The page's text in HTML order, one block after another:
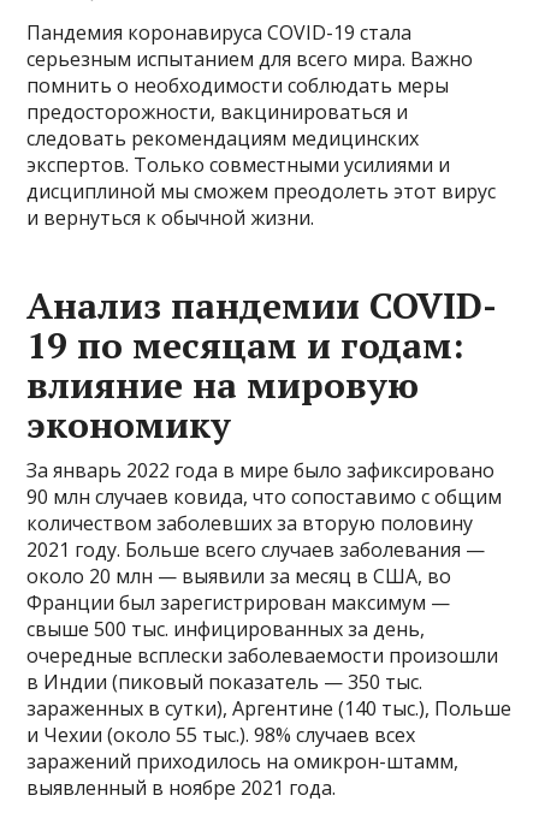
Пандемия коронавируса COVID-19 стала
серьезным испытанием для всего мира. Важно
помнить о необходимости соблюдать меры
предосторожности, вакцинироваться и
следовать рекомендациям медицинских
экспертов. Только совместными усилиями и
дисциплиной мы сможем преодолеть этот вирус
и вернуться к обычной жизни.
Анализ пандемии COVID-
19 по месяцам и годам:
влияние на мировую
экономику
За январь 2022 года в мире было зафиксировано
90 млн случаев ковида, что сопоставимо с общим
количеством заболевших за вторую половину
2021 году. Больше всего случаев заболевания —
около 20 млн — выявили за месяц в США, во
Франции был зарегистрирован максимум —
свыше 500 тыс. инфицированных за день,
очередные всплески заболеваемости произошли
в Индии (пиковый показатель — 350 тыс.
зараженных в сутки), Аргентине (140 тыс.), Польше
и Чехии (около 55 тыс.). 98% случаев всех
заражений приходилось на омикрон-штамм,
выявленный в ноябре 2021 года.